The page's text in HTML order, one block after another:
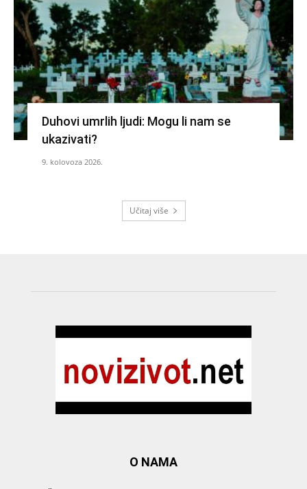
Duhovi umrlih ljudi: Mogu li nam se
ukazivati?
9. kolovoza 2026.
Učitaj više
O NAMA